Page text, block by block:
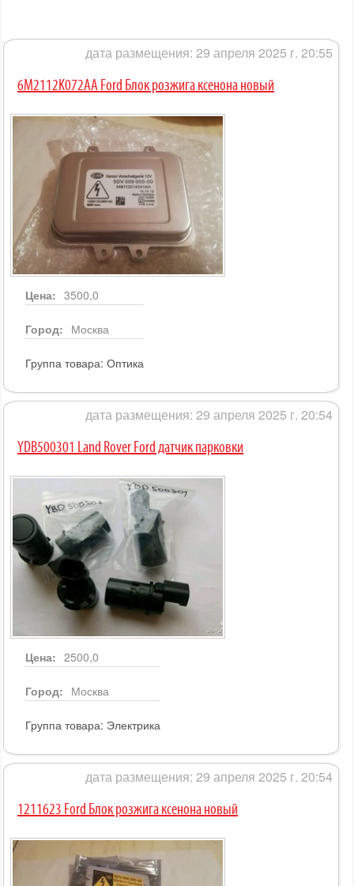
дата размещения: 29 апреля 2025 г. 20:55
6M2112K072AA Ford Блок розжига ксенона новый
Цена: 3500,0
Город: Москва
Группа товара: Оптика
дата размещения: 29 апреля 2025 г. 20:54
YDB500301 Land Rover Ford датчик парковки
Цена: 2500,0
Город: Москва
Группа товара: Электрика
дата размещения: 29 апреля 2025 г. 20:54
1211623 Ford Блок розжига ксенона новый